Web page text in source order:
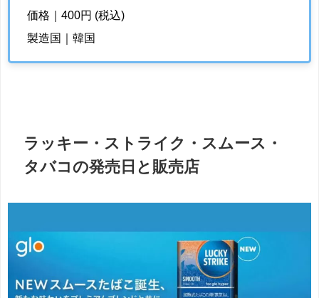
価格｜400円 (税込)
製造国｜韓国
ラッキー・ストライク・スムース・
タバコの発売日と販売店